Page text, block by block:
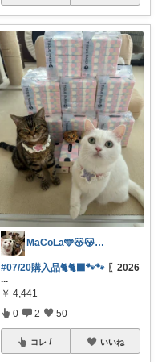
MaCoLa🩵😽😽🩷②🫶✨
#07/20購入品🐈🐈‍⬛🐾🐾 〖2026
...
￥ 4,441
0 2 50
コレ いいね